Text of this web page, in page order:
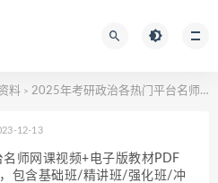
料 > 2025年考研政治各热门平台名师网课视频+电子版教材PDF讲义文档真题网盘资源合集，包含基础班/精讲班/强化班/冲刺密训押题……等内容
12-13
师网课视频+电子版教材PDF
包含基础班/精讲班/强化班/冲